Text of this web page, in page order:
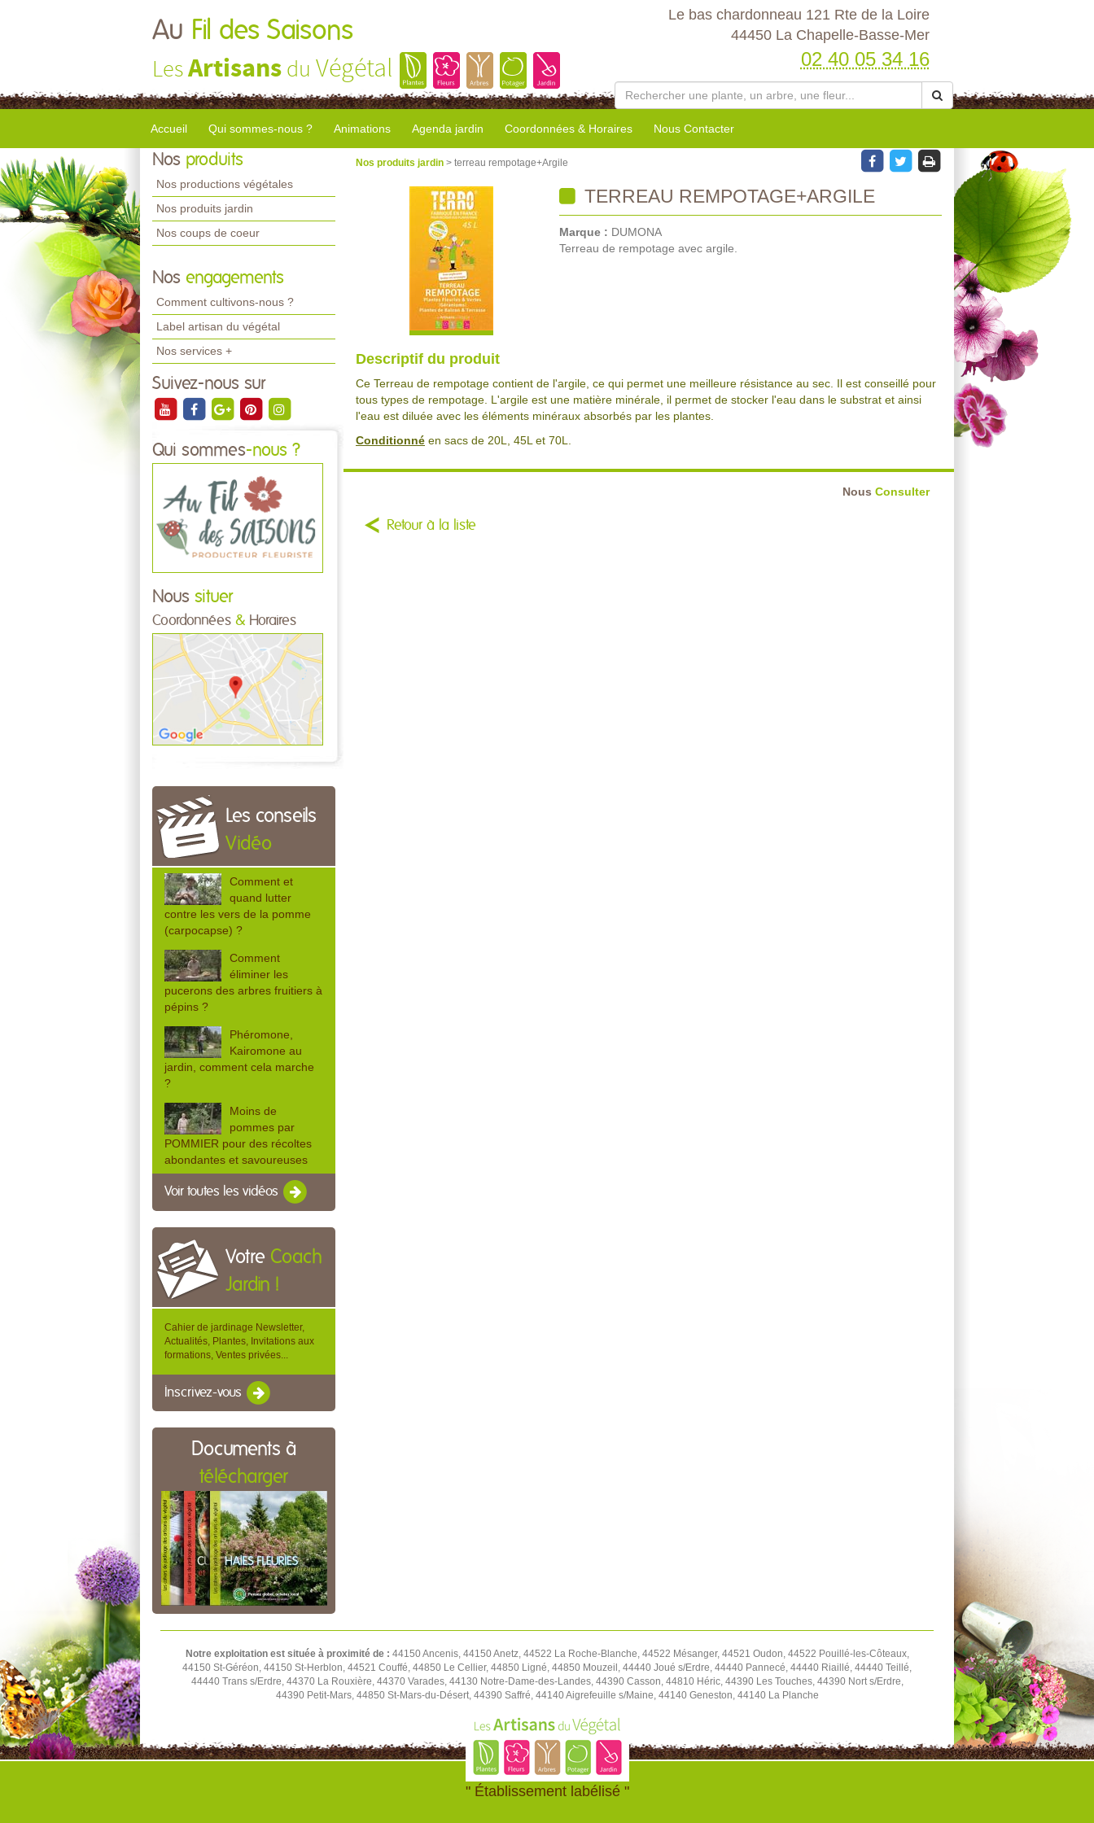
Au Fil des Saisons
LesArtisans du Végétal
Le bas chardonneau 121 Rte de la Loire
44450 La Chapelle-Basse-Mer
02 40 05 34 16
Accueil Qui sommes-nous ? Animations Agenda jardin Coordonnées & Horaires Nous Contacter
Nos produits
Nos productions végétales
Nos produits jardin
Nos coups de coeur
Nos engagements
Comment cultivons-nous ?
Label artisan du végétal
Nos services +
Suivez-nous sur
Qui sommes-nous ?
Nous situer
Coordonnées & Horaires
Les conseils
Vidéo
Comment et
quand lutter
contre les vers de la pomme
(carpocapse) ?
Comment
éliminer les
pucerons des arbres fruitiers à
pépins ?
Phéromone,
Kairomone au
jardin, comment cela marche
?
Moins de
pommes par
POMMIER pour des récoltes
abondantes et savoureuses
Voir toutes les vidéos
Votre Coach
Jardin !
Cahier de jardinage Newsletter,
Actualités, Plantes, Invitations aux
formations, Ventes privées...
Inscrivez-vous
Documents à
télécharger
Nos produits jardin > terreau rempotage+Argile
TERREAU REMPOTAGE+ARGILE
Marque : DUMONA
Terreau de rempotage avec argile.
Descriptif du produit
Ce Terreau de rempotage contient de l'argile, ce qui permet une meilleure résistance au sec. Il est conseillé pour
tous types de rempotage. L'argile est une matière minérale, il permet de stocker l'eau dans le substrat et ainsi
l'eau est diluée avec les éléments minéraux absorbés par les plantes.
Conditionné en sacs de 20L, 45L et 70L.
Nous Consulter
Retour à la liste
Notre exploitation est située à proximité de : 44150 Ancenis, 44150 Anetz, 44522 La Roche-Blanche, 44522 Mésanger, 44521 Oudon, 44522 Pouillé-les-Côteaux,
44150 St-Géréon, 44150 St-Herblon, 44521 Couffé, 44850 Le Cellier, 44850 Ligné, 44850 Mouzeil, 44440 Joué s/Erdre, 44440 Pannecé, 44440 Riaillé, 44440 Teillé,
44440 Trans s/Erdre, 44370 La Rouxière, 44370 Varades, 44130 Notre-Dame-des-Landes, 44390 Casson, 44810 Héric, 44390 Les Touches, 44390 Nort s/Erdre,
44390 Petit-Mars, 44850 St-Mars-du-Désert, 44390 Saffré, 44140 Aigrefeuille s/Maine, 44140 Geneston, 44140 La Planche
" Établissement labélisé "